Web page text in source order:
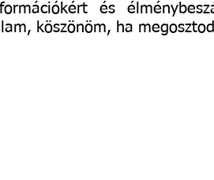
és
köszönöm, ha